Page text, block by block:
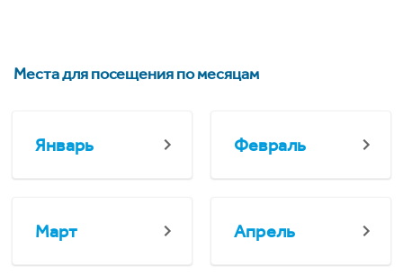
Места для посещения по месяцам
Январь Февраль
Март Апрель